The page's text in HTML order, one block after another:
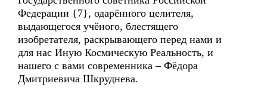
Федерации {7}, одарённого целителя,
выдающегося учёного, блестящего
изобретателя, раскрывающего перед нами и
для нас Иную Космическую Реальность, и
нашего с вами современника – Фёдора
Дмитриевича Шкруднева.